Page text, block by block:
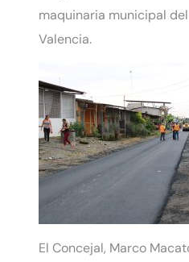
maquinaria municipal
Valencia.
El Concejal, Marco